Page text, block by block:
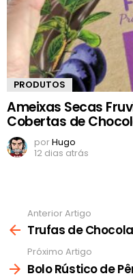
PRODUTOS
Ameixas Secas
Cobertas de
porHugo
12 dias atrás
mais
Anterior Artigo
Trufas de
Próximo Artigo
Bolo Rústico de